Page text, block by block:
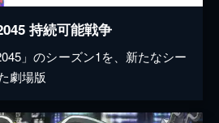
持続可能戦争
」のシーズン1を、新たなシー
劇場版